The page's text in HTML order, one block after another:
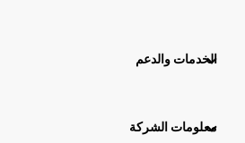
الخدمات والدعم
معلومات الشركة